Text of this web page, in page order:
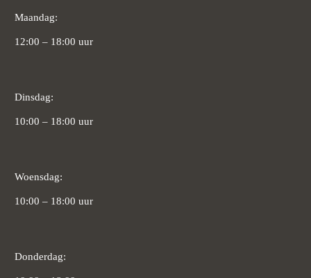
Maandag:
12:00 – 18:00 uur
Dinsdag:
10:00 – 18:00 uur
Woensdag:
10:00 – 18:00 uur
Donderdag: